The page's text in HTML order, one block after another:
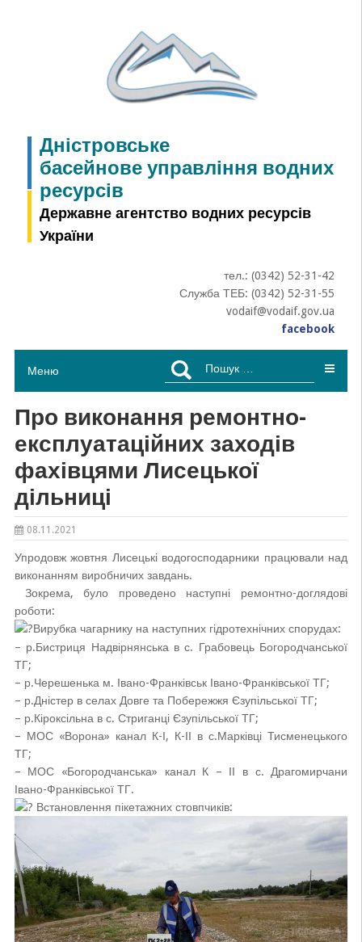
Дністровське
басейнове управління водних
ресурсів
Державне агентство водних ресурсів
України
тел.: (0342) 52-31-42
Служба ТЕБ: (0342) 52-31-55
vodaif@vodaif.gov.ua
facebook
Меню
Пошук:
Про виконання ремонтно-
експлуатаційних заходів
фахівцями Лисецької
дільниці
08.11.2021
Упродовж жовтня Лисецькі водогосподарники працювали над
виконанням виробничих завдань.
Зокрема, було проведено наступні ремонтно-доглядові
роботи:
Вирубка чагарнику на наступних гідротехнічних спорудах:
– р.Бистриця Надвірнянська в с. Грабовець Богородчанської
ТГ;
– р.Черешенька м. Івано-Франківськ Івано-Франківської ТГ;
– р.Дністер в селах Довге та Побережжя Єзупільської ТГ;
– р.Кіроксільна в с. Стриганці Єзупільської ТГ;
– МОС «Ворона» канал К-І, К-ІІ в с.Марківці Тисменецького
ТГ;
– МОС «Богородчанська» канал К – ІІ в с. Драгомирчани
Івано-Франківської ТГ.
Встановлення пікетажних стовпчиків: